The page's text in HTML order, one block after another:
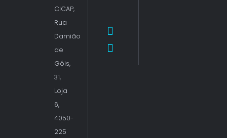
CICAP,
Rua
Damião
de
Góis,
31,
Loja
6,
4050-
225